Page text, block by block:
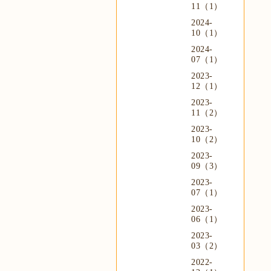
11（1）
2024-
10（1）
2024-
07（1）
2023-
12（1）
2023-
11（2）
2023-
10（2）
2023-
09（3）
2023-
07（1）
2023-
06（1）
2023-
03（2）
2022-